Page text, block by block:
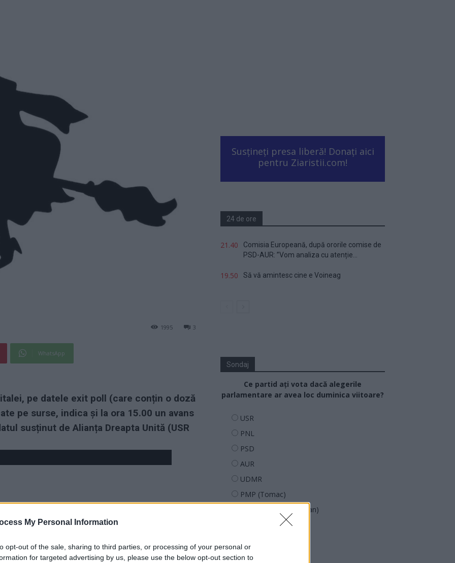
My Personal Information
opt-out of the sale, sharing to third parties, or processing of your personal or
for targeted advertising by us, please use the below opt-out section to
3
1995
WhatsApp
pe datele exit poll (care conțin o doză
pe surse, indica și la ora 15.00 un avans
susținut de Alianța Dreapta Unită (USR
Susțineți presa liberă! Donați aici
pentru Ziaristii.com!
24 de ore
21.40
Comisia Europeană, după ororile comise de
PSD-AUR: ”Vom analiza cu atenție...
19.50 Să vă amintesc cine e Voineag
Sondaj
Ce partid ați vota dacă alegerile
parlamentare ar avea loc duminica viitoare?
USR
PNL
PSD
AUR
UDMR
PMP (Tomac)
Forța Dreptei (L. Orban)
SENS